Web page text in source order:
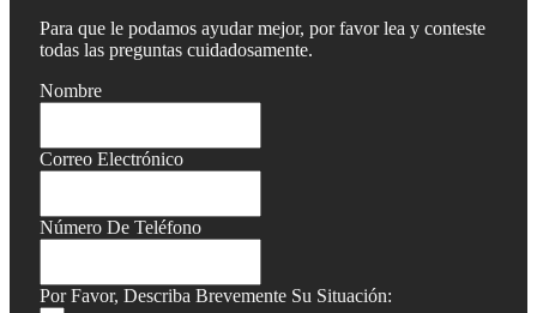
Para que le podamos ayudar mejor, por favor lea y conteste
todas las preguntas cuidadosamente.
Nombre
Correo Electrónico
Número De Teléfono
Por Favor, Describa Brevemente Su Situación: